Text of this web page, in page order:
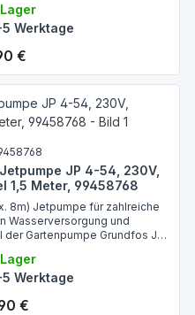
Werktage
Preis:
€
JP 4-54, 230V,
1,5 Meter, 99458768
8m) Jetpumpe für zahlreiche
Wasserversorgung und
Gartenpumpe Grundfos JP-
Werktage
Preis:
€